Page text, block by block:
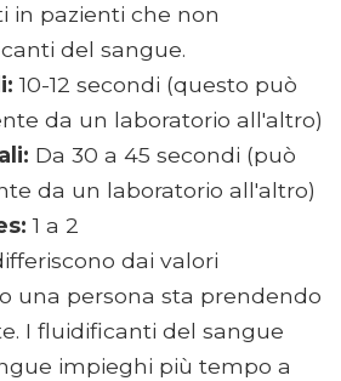
in pazienti che non
del sangue.
10-12 secondi (questo può
da un laboratorio all'altro)
Da 30 a 45 secondi (può
da un laboratorio all'altro)
1 a 2
dai valori
una persona sta prendendo
I fluidificanti del sangue
impieghi più tempo a